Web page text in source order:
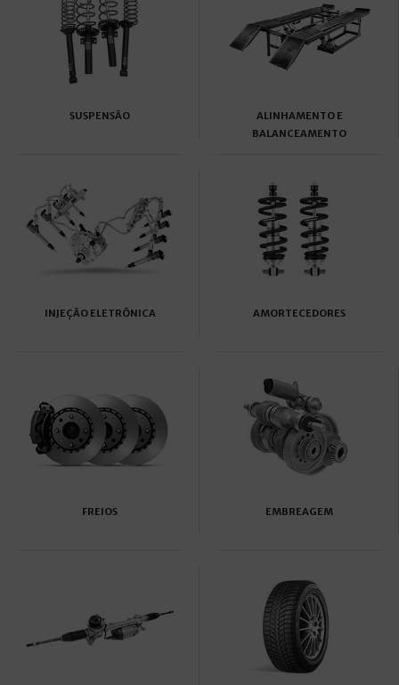
SUSPENSÃO
ALINHAMENTO E
BALANCEAMENTO
INJEÇÃO ELETRÔNICA AMORTECEDORES
FREIOS EMBREAGEM